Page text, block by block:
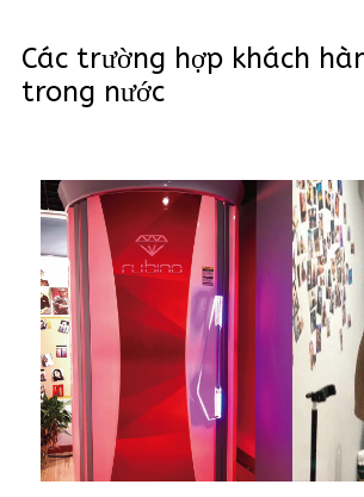
Các trường hợp khách
trong nước